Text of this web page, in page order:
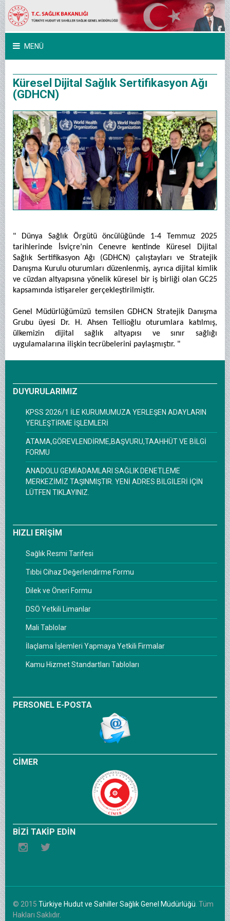
MENÜ
Küresel Dijital Sağlık Sertifikasyon Ağı
(GDHCN)
" Dünya Sağlık Örgütü öncülüğünde 1-4 Temmuz 2025
tarihlerinde İsviçre’nin Cenevre kentinde Küresel Dijital
Sağlık Sertifikasyon Ağı (GDHCN) çalıştayları ve Stratejik
Danışma Kurulu oturumları düzenlenmiş, ayrıca dijital kimlik
ve cüzdan altyapısına yönelik küresel bir iş birliği olan GC25
kapsamında istişareler gerçekleştirilmiştir.
Genel Müdürlüğümüzü temsilen GDHCN Stratejik Danışma
Grubu üyesi Dr. H. Ahsen Tellioğlu oturumlara katılmış,
ülkemizin dijital sağlık altyapısı ve sınır sağlığı
uygulamalarına ilişkin tecrübelerini paylaşmıştır. "
DUYURULARIMIZ
KPSS 2026/1 İLE KURUMUMUZA YERLEŞEN ADAYLARIN
YERLEŞTİRME İŞLEMLERİ
ATAMA,GÖREVLENDİRME,BAŞVURU,TAAHHÜT VE BİLGİ
FORMU
ANADOLU GEMİADAMLARI SAĞLIK DENETLEME
MERKEZİMİZ TAŞINMIŞTIR. YENİ ADRES BİLGİLERİ İÇİN
LÜTFEN TIKLAYINIZ.
HIZLI ERİŞİM
Sağlık Resmi Tarifesi
Tıbbi Cihaz Değerlendirme Formu
Dilek ve Öneri Formu
DSÖ Yetkili Limanlar
Mali Tablolar
İlaçlama İşlemleri Yapmaya Yetkili Firmalar
Kamu Hizmet Standartları Tabloları
PERSONEL E-POSTA
CİMER
BİZİ TAKİP EDİN
© 2015 Türkiye Hudut ve Sahiller Sağlık Genel Müdürlüğü . Tüm
Hakları Saklıdır.